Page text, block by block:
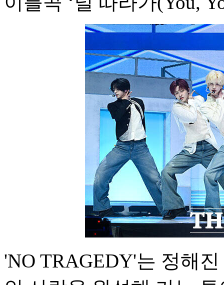
'NO TRAGEDY'는 정해